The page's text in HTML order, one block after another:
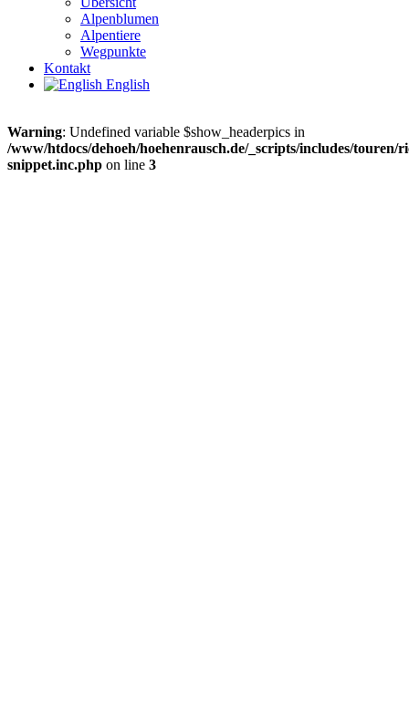
Alpenblumen
Alpentiere
Wegpunkte
Kontakt
English
Warning: Undefined variable $show_headerpics in
/www/htdocs/dehoeh/hoehenrausch.de/_scripts/includes/touren/
snippet.inc.php on line 3